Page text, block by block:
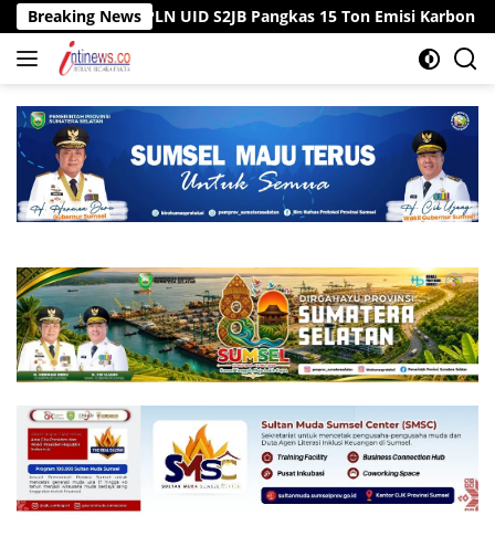
Langsung
ke
konten
Breaking News
PLN UID S2JB Pangkas 15 Ton Emisi Karbon Tiga